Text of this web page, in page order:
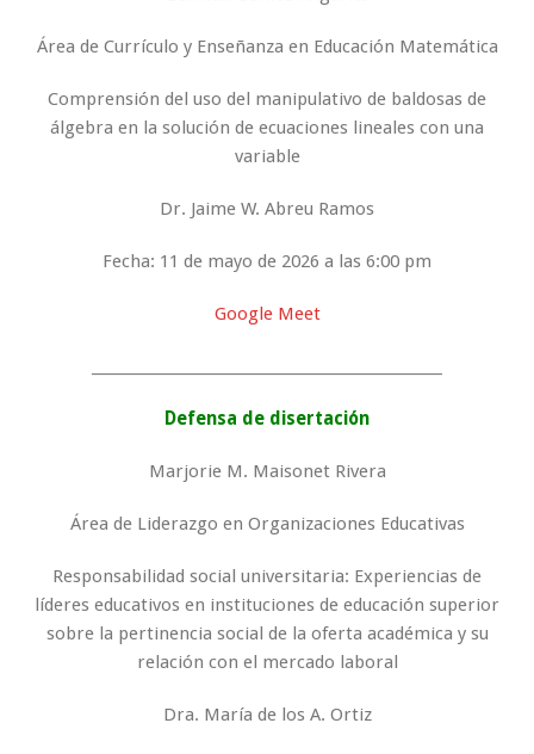
Área de Currículo y Enseñanza en Educación Matemática
Comprensión del uso del manipulativo de baldosas de
álgebra en la solución de ecuaciones lineales con una
variable
Dr. Jaime W. Abreu Ramos
Fecha: 11 de mayo de 2026 a las 6:00 pm
Google Meet
Defensa de disertación
Marjorie M. Maisonet Rivera
Área de Liderazgo en Organizaciones Educativas
Responsabilidad social universitaria: Experiencias de
líderes educativos en instituciones de educación superior
sobre la pertinencia social de la oferta académica y su
relación con el mercado laboral
Dra. María de los A. Ortiz